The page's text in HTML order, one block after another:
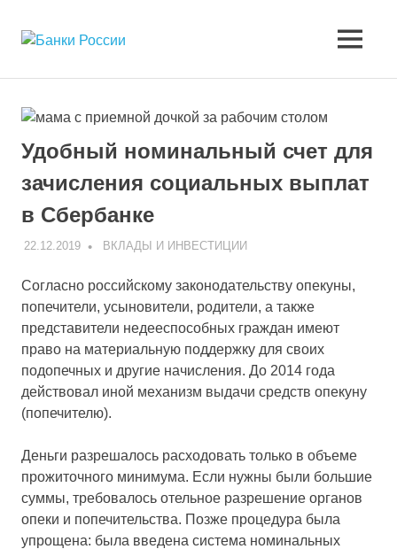
России
о
продуктах
услугах
МЕНЮ
Удобный номинальный счет для
зачисления социальных выплат
в Сбербанке
22.12.2019 VВКЛАДЫ И ИНВЕСТИЦИИ
Согласно российскому законодательству опекуны,
попечители, усыновители, родители, а также
представители недееспособных граждан имеют
право на материальную поддержку для своих
подопечных и другие начисления. До 2014 года
действовал иной механизм выдачи средств опекуну
(попечителю).
Деньги разрешалось расходовать только в объеме
прожиточного минимума. Если нужны были большие
суммы, требовалось отельное разрешение органов
опеки и попечительства. Позже процедура была
упрощена: была введена система номинальных